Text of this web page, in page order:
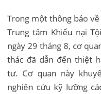
Trong một thông báo
Trung tâm Khiếu nại
ngày 29 tháng 8, cơ
thác đã dẫn đến thiệt
tư. Cơ quan này
nghiên cứu kỹ lưỡng